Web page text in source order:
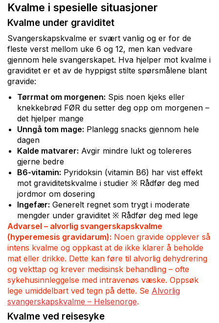
Kvalme i spesielle situasjoner
Kvalme under graviditet
Svangerskapskvalme er svært vanlig og er for de
fleste verst mellom uke 6 og 12, men kan vedvare
gjennom hele svangerskapet. Hva hjelper mot kvalme i
graviditet er et av de hyppigst stilte spørsmålene blant
gravide:
Tørrmat om morgenen: Spis noen kjeks eller
knekkebrød FØR du setter deg opp om morgenen –
det hjelper mange
Unngå tom mage: Planlegg snacks gjennom hele
dagen
Kalde matvarer: Avgir mindre lukt og tolereres
gjerne bedre
B6-vitamin: Pyridoksin (vitamin B6) har vist effekt
mot graviditetskvalme i studier ※ Rådfør deg med
jordmor om dosering
Ingefær: Generelt regnet som trygt i moderate
mengder under graviditet ※ Rådfør deg med lege
Advarsel – alvorlig svangerskapskvalme
(hyperemesis gravidarum): Noen gravide opplever så
intens kvalme og oppkast at de ikke klarer å beholde
mat eller drikke. Dette kan føre til alvorlig dehydrering
og vekttap og krever medisinsk behandling – ofte
sykehusinnleggelse med intravenøs væske. Oppsøk
lege umiddelbart ved tegn på dette. Se Alvorlig
svangerskapskvalme – Helsenorge.
Kvalme ved reisesyke